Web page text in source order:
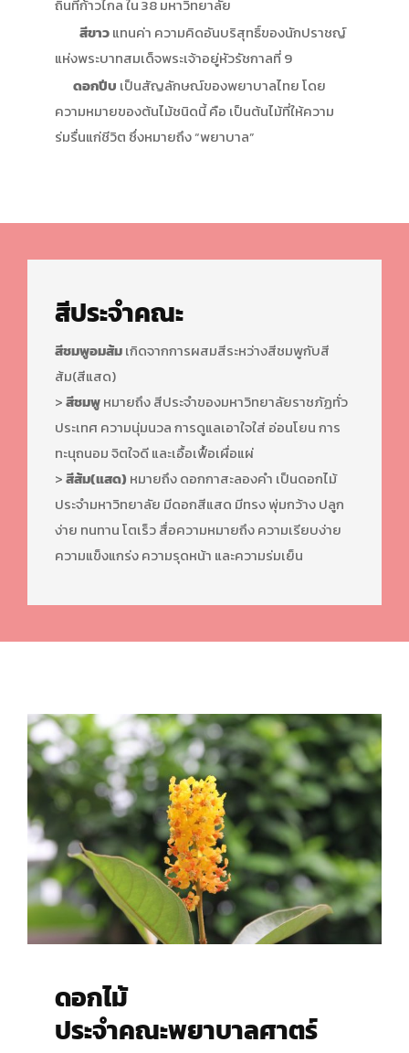
ถิ่นที่ก้าวไกล ใน 38 มหาวิทยาลัย
สีขาวแทนค่า ความคิดอันบริสุทธิ์ของนักปราชญ์
แห่งพระบาทสมเด็จพระเจ้าอยู่หัวรัชกาลที่ 9
ดอกปีบ เป็นสัญลักษณ์ของพยาบาลไทย โดย
ความหมายของต้นไม้ชนิดนี้ คือ เป็นต้นไม้ที่ให้ความ
ร่มรื่นแก่ชีวิต ซึ่งหมายถึง “พยาบาล”
สีประจำคณะ
สีชมพูอมส้มเกิดจากการผสมสีระหว่างสีชมพูกับสี
ส้ม(สีแสด)
>สีชมพูหมายถึง สีประจำของมหาวิทยาลัยราชภัฏทั่ว
ประเทศ ความนุ่มนวล การดูแลเอาใจใส่ อ่อนโยน การ
ทะนุถนอม จิตใจดี และเอื้อเฟื้อเผื่อแผ่
>สีส้ม(แสด) หมายถึง ดอกกาสะลองคำ เป็นดอกไม้
ประจำมหาวิทยาลัย มีดอกสีแสด มีทรง พุ่มกว้าง ปลูก
ง่าย ทนทาน โตเร็ว สื่อความหมายถึง ความเรียบง่าย
ความแข็งแกร่ง ความรุดหน้า และความร่มเย็น
ดอกไม้
ประจำคณะพยาบาลศาตร์